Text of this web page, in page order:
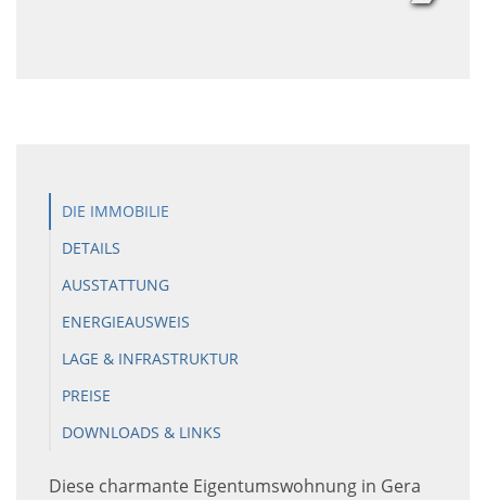
DIE IMMOBILIE
DETAILS
AUSSTATTUNG
ENERGIEAUSWEIS
LAGE & INFRASTRUKTUR
PREISE
DOWNLOADS & LINKS
Diese charmante Eigentumswohnung in Gera